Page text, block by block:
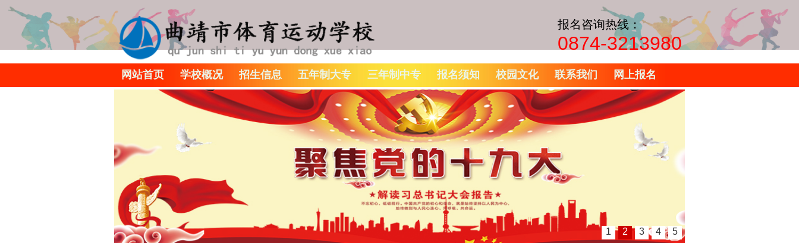
报名咨询热线：
0874-3213980
网站首页 学校概况 招生信息 五年制大专 三年制中专 报名须知 校园文化 联系我们 网上报名
1 2 3 4 5